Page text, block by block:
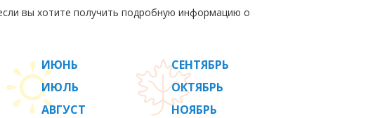
вы хотите получить подробную информацию о
ИЮНЬ
ИЮЛЬ
АВГУСТ
СЕНТЯБРЬ
ОКТЯБРЬ
НОЯБРЬ